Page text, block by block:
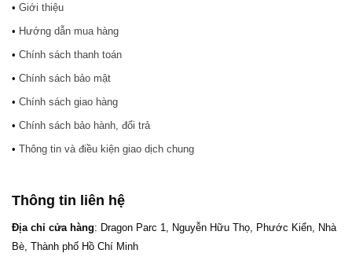
• Giới thiệu
• Hướng dẫn mua hàng
• Chính sách thanh toán
• Chính sách bảo mật
• Chính sách giao hàng
• Chính sách bảo hành, đổi trả
• Thông tin và điều kiện giao dịch chung
Thông tin liên hệ
Địa chỉ cửa hàng: Dragon Parc 1, Nguyễn Hữu Thọ, Phước Kiển, Nhà
Bè, Thành phố Hồ Chí Minh